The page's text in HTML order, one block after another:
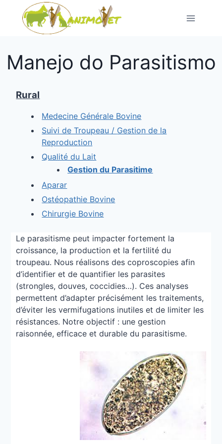
Manejo do Parasitismo
Rural
Medecine Générale Bovine
Suivi de Troupeau / Gestion de la
Reproduction
Qualité du Lait
Gestion du Parasitime
Aparar
Ostéopathie Bovine
Chirurgie Bovine
Le parasitisme peut impacter fortement la
croissance, la production et la fertilité du
troupeau. Nous réalisons des coproscopies afin
d’identifier et de quantifier les parasites
(strongles,douves,coccidies…). Ces analyses
permettent d’adapter précisément les traitements,
d’éviter les vermifugations inutiles et de limiter les
résistances. Notre objectif : une gestion
raisonnée,efficace et durable du parasitisme.